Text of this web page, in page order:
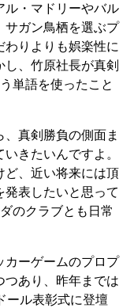
ル・マドリーやバル
サガン鳥栖を選ぶプ
わりよりも娯楽性に
、竹原社長が真剣
単語を使ったこと
、真剣勝負の側面ま
きたいんですよ。
ど、近い将来には頂
発表したいと思って
のクラブとも日常
ーゲームのプロプ
つあり、昨年までは
ール表彰式に登壇